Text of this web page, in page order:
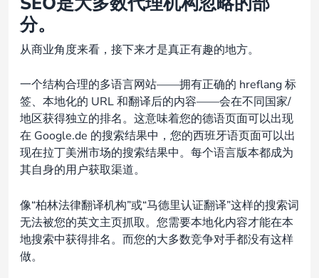
分。
从商业角度来看，接下来才是真正有趣的地方。
一个结构合理的多语言网站——拥有正确的 hreflang 标
签、本地化的 URL 和翻译后的内容——会在不同国家/
地区获得独立的排名。这意味着您的德语页面可以出现
在 Google.de 的搜索结果中，您的西班牙语页面可以出
现在拉丁美洲市场的搜索结果中。每个语言版本都成为
其自身的用户获取渠道。
像“柏林法律翻译机构”或“马德里认证翻译”这样的搜索词
无法被您的英文主页抓取。您需要本地化内容才能在本
地搜索中获得排名。而您的大多数竞争对手都没有这样
做。